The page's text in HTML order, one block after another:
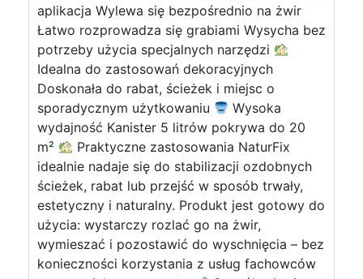
aplikacja Wylewa się bezpośrednio na żwir
Łatwo rozprowadza się grabiami Wysycha bez
potrzeby użycia specjalnych narzędzi
Idealna do zastosowań dekoracyjnych
Doskonała do rabat, ścieżek i miejsc o
sporadycznym użytkowaniu
Wysoka
wydajność Kanister 5 litrów pokrywa do 20
m²
Praktyczne zastosowania NaturFix
idealnie nadaje się do stabilizacji ozdobnych
ścieżek, rabat lub przejść w sposób trwały,
estetyczny i naturalny. Produkt jest gotowy do
użycia: wystarczy rozlać go na żwir,
wymieszać i pozostawić do wyschnięcia – bez
konieczności korzystania z usług fachowców